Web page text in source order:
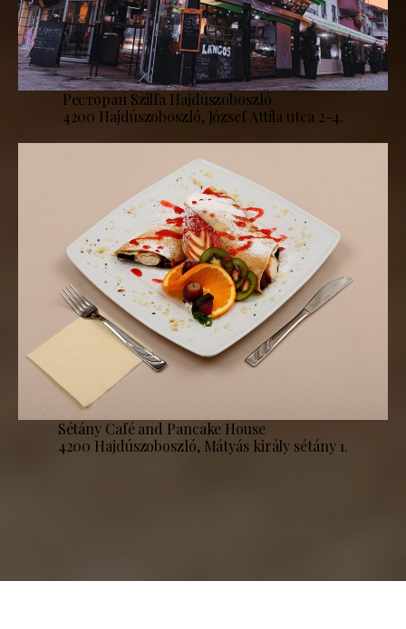
Ресторан Szilfa Hajdúszoboszló
4200 Hajdúszoboszló, József Attila utca 2-4.
Sétány Café and Pancake House
4200 Hajdúszoboszló, Mátyás király sétány 1.